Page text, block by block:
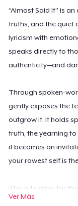
“Almost Said It” is
truths, and the quiet
lyricism with
speaks directly to
authenticity—and
Through spoken-
gently exposes the
outgrow it. It holds
truth, the yearning to
it becomes an
your rawest self is
This is healing for
call to courage.
Ver Más